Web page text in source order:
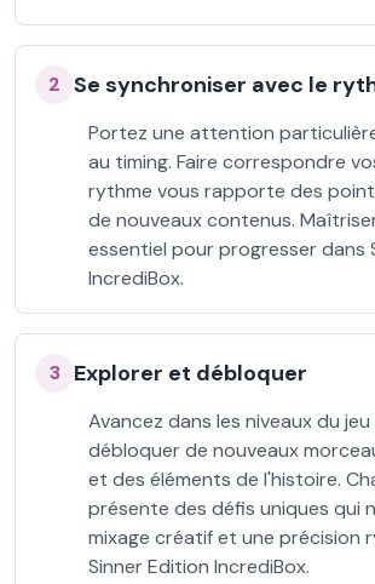
2 Se synchroniser avec le
Portez une attention
au timing. Faire correspondre
rythme vous rapporte des
de nouveaux contenus.
essentiel pour progresser dans
IncrediBox.
3 Explorer et débloquer
Avancez dans les niveaux du
débloquer de nouveaux
et des éléments de l'histoire.
présente des défis uniques qui
mixage créatif et une précision
Sinner Edition IncrediBox.